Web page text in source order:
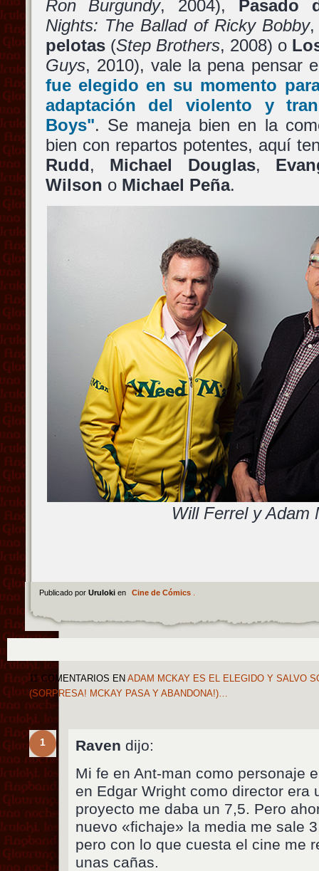
Ron Burgundy, 2004), Pasado
Nights: The Ballad of Ricky Bobby,
pelotas(Step Brothers, 2008) o
Guys, 2010), vale la pena pensar
fue elegido en su momento
adaptación del violento y
Boys". Se maneja bien en la
bien con repartos potentes, aquí
Rudd, Michael Douglas,
Wilson o Michael Peña.
Will Ferrel y Adam
Publicado por Uruloki en Cine de Cómics.
11 COMENTARIOS EN ADAM MCKAY ES EL ELEGIDO Y SALVO
(SORPRESA! MCKAY PASA Y ABANDONA!)…
1 Raven dijo:
Mi fe en Ant-man como personaje
en Edgar Wright como director era
proyecto me daba un 7,5. Pero
nuevo «fichaje» la media me sale
pero con lo que cuesta el cine me
unas cañas.